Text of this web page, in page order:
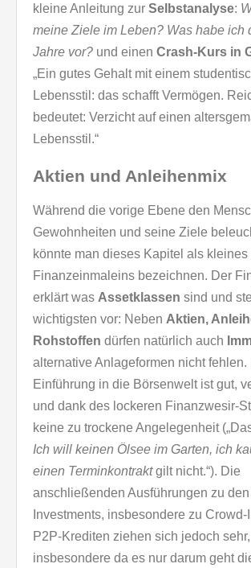
kleine Anleitung zur Selbstanalyse:
meine Ziele im Leben? Was habe ich
Jahre vor? und einen Crash-Kurs in
„Ein gutes Gehalt mit einem
Lebensstil: das schafft Vermögen.
bedeutet: Verzicht auf einen
Lebensstil.“
Aktien und Anleihenmix
Während die vorige Ebene den
Gewohnheiten und seine Ziele
könnte man dieses Kapitel als kleines
Finanzeinmaleins bezeichnen. Der
erklärt was Assetklassen sind und
wichtigsten vor: Neben Aktien,
Rohstoffen dürfen natürlich auch
alternative Anlageformen nicht fehlen.
Einführung in die Börsenwelt ist gut,
und dank des lockeren Finanzwesir-
keine zu trockene Angelegenheit
Ich will keinen Ölsee im Garten, ich
einen Terminkontraktgilt nicht.“). Die
anschließenden Ausführungen zu
Investments, insbesondere zu Crowd-
P2P-Krediten ziehen sich jedoch sehr,
insbesondere da es nur darum geht